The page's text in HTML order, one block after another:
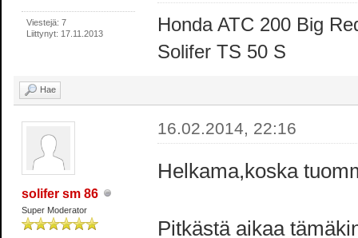
Viestejä: 7
Liittynyt: 17.11.2013
Honda ATC 200 Big
Solifer TS 50 S
Hae
solifer sm 86
Super Moderator
16.02.2014, 22:16
Helkama,koska
Pitkästä aikaa